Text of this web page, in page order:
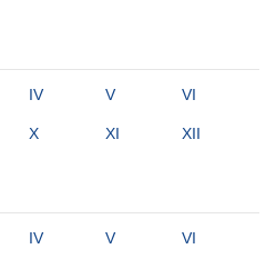
IV V VI
X XI XII
IV V VI